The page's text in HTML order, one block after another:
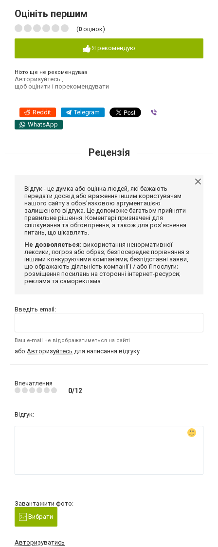
Оцініть першим
(0 оцінок)
Я рекомендую
Ніхто ще не рекомендував
Авторизуйтесь
щоб оцінити і порекомендувати
Reddit Telegram
WhatsApp
Рецензія
Відгук - це думка або оцінка людей, які бажають
передати досвід або враження іншим користувачам
нашого сайту з обов'язковою аргументацією
залишеного відгука. Це допоможе багатьом прийняти
правильне рішення. Коментарі призначені для
спілкування та обговорення, а також для роз'яснення
питань, що цікавлять.
Не дозволяється: використання ненормативної
лексики, погроз або образ; безпосереднє порівняння з
іншими конкуруючими компаніями; безпідставні заяви,
що ображають діяльність компанії і / або її послуги;
розміщення посилань на сторонні інтернет-ресурси;
реклама та самореклама.
Введіть email:
Ваш e-mail не відображатиметься на сайті
або Авторизуйтесь для написання відгуку
Впечатления
0/12
Відгук:
Завантажити фото:
Вибрати
Авторизуватись